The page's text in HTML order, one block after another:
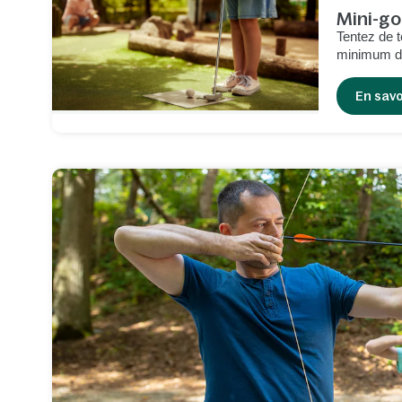
Mini-
Tentez de
minimum
et effets
rendront la
En